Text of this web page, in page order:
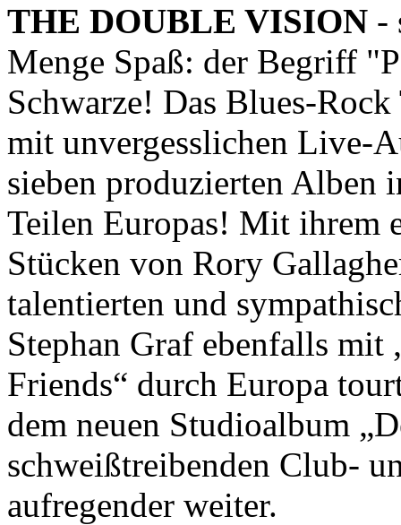
THE DOUBLE VISION -
Menge Spaß: der Begriff
Schwarze! Das Blues-
mit unvergesslichen Live-
sieben produzierten Alben
Teilen Europas! Mit ihrem
Stücken von Rory
talentierten und
Stephan Graf ebenfalls
Friends“ durch Europa
dem neuen Studioalbum
schweißtreibenden Club-
aufregender weiter.